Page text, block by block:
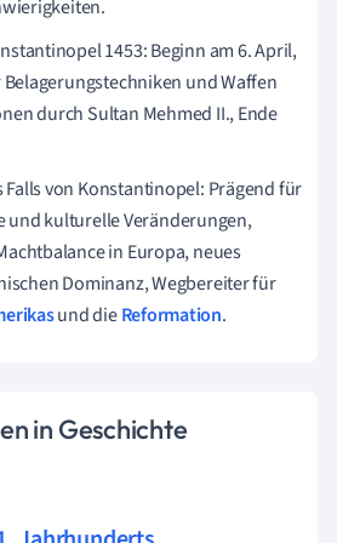
1453: Beginn am 6. April,
und Waffen
durch Sultan Mehmed II., Ende
Falls von Konstantinopel: Prägend für
und kulturelle Veränderungen,
in Europa, neues
Dominanz, Wegbereiter für
und dieReformation.
in Geschichte